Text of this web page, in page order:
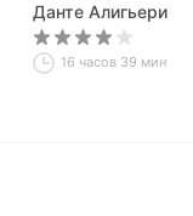
Данте Алигьери
16 часов 39 минут